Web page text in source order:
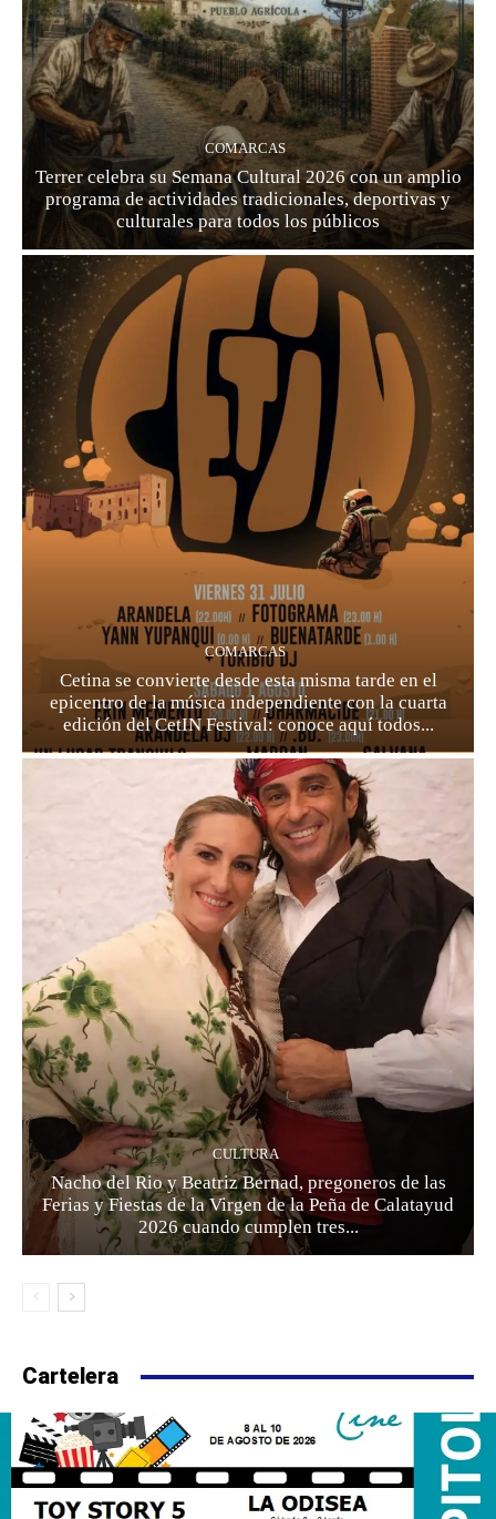
COMARCAS
Terrer celebra su Semana Cultural 2026 con un amplio
programa de actividades tradicionales, deportivas y
culturales para todos los públicos
COMARCAS
Cetina se convierte desde esta misma tarde en el
epicentro de la música independiente con la cuarta
edición del CetIN Festival: conoce aquí todos...
CULTURA
Nacho del Rio y Beatriz Bernad, pregoneros de las
Ferias y Fiestas de la Virgen de la Peña de Calatayud
2026 cuando cumplen tres...
Cartelera